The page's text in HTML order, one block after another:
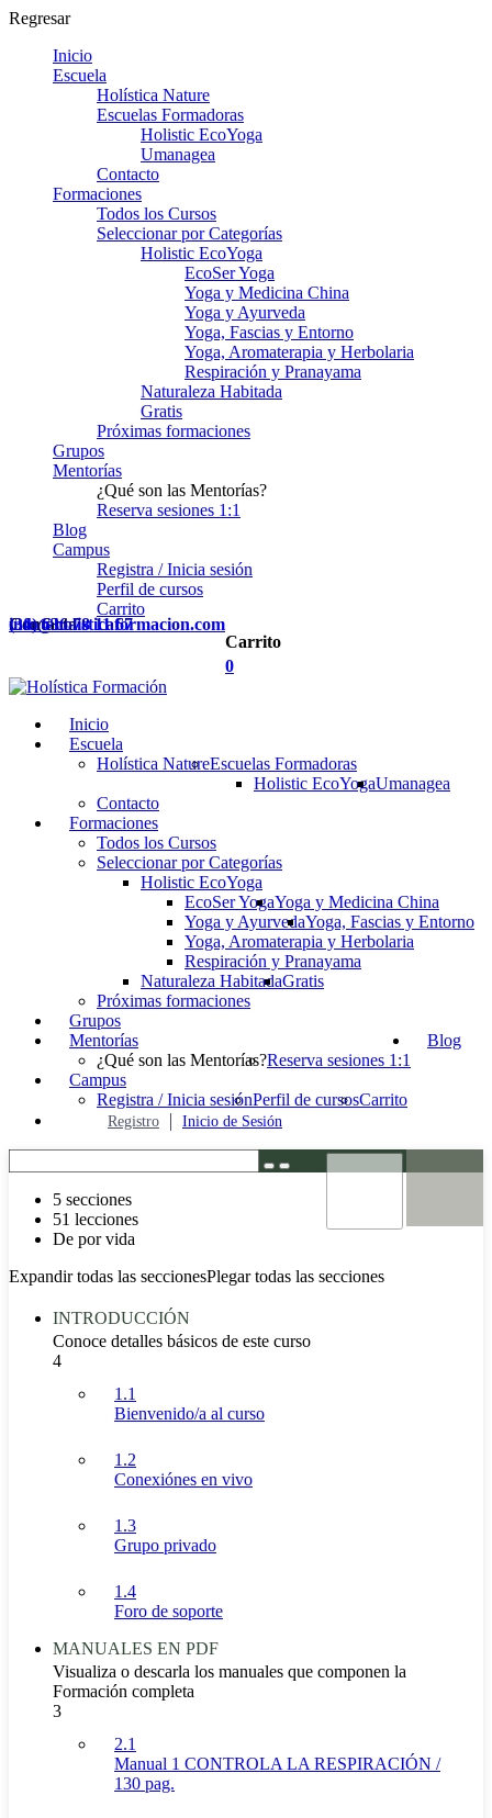
Regresar
Inicio
Escuela
Holística Nature
Escuelas Formadoras
Holistic EcoYoga
Umanagea
Contacto
Formaciones
Todos los Cursos
Seleccionar por Categorías
Holistic EcoYoga
EcoSer Yoga
Yoga y Medicina China
Yoga y Ayurveda
Yoga, Fascias y Entorno
Yoga, Aromaterapia y Herbolaria
Respiración y Pranayama
Naturaleza Habitada
Gratis
Próximas formaciones
Grupos
Mentorías
¿Qué son las Mentorías?
Reserva sesiones 1:1
Blog
Campus
Registra / Inicia sesión
Perfil de cursos
Carrito
Contacta
(34) 636 78 11 67
info@holisticaformacion.com
Carrito
0
Inicio
Escuela
Holística NatureEscuelas Formadoras
Holistic EcoYogaUmanagea
Contacto
Formaciones
Todos los Cursos
Seleccionar por Categorías
Holistic EcoYoga
EcoSer YogaYoga y Medicina China
Yoga y AyurvedaYoga, Fascias y Entorno
Yoga, Aromaterapia y Herbolaria
Respiración y Pranayama
Naturaleza HabitadaGratis
Próximas formaciones
Grupos
Mentorías
¿Qué son las Mentorías?Reserva sesiones 1:1
Blog
Campus
Registra / Inicia sesiónPerfil de cursosCarrito
Registro Inicio de Sesión
5 secciones
51 lecciones
De por vida
Expandir todas las seccionesPlegar todas las secciones
INTRODUCCIÓN
Conoce detalles básicos de este curso
4
1.1
Bienvenido/a al curso
1.2
Conexiónes en vivo
1.3
Grupo privado
1.4
Foro de soporte
MANUALES EN PDF
Visualiza o descarla los manuales que componen la
Formación completa
3
2.1
Manual 1 CONTROLA LA RESPIRACIÓN /
130 pag.